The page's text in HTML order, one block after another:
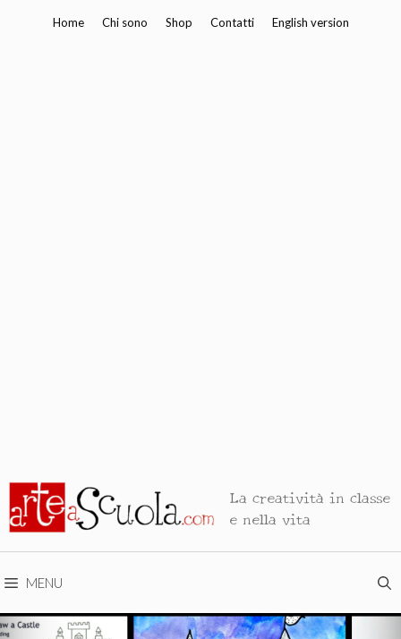
Home Chi sono Shop Contatti English version
La creatività in classe
e nella vita
MENU